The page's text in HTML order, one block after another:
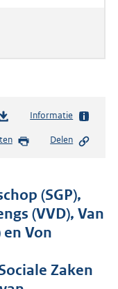
Informatie
Delen
(SGP),
(VVD), Van
en Von
Zaken